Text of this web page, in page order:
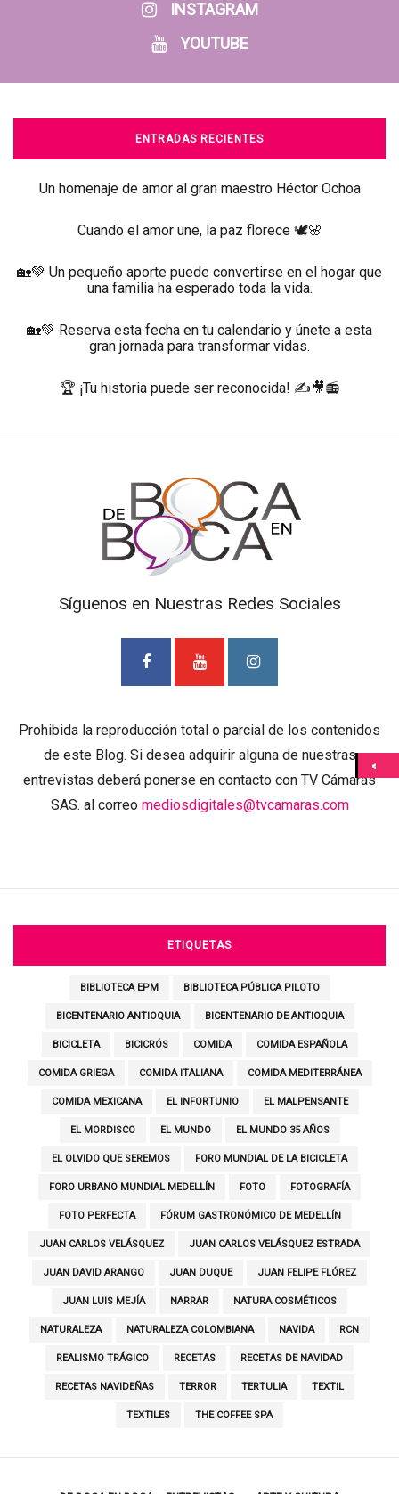
INSTAGRAM
YOUTUBE
ENTRADAS RECIENTES
Un homenaje de amor al gran maestro Héctor Ochoa
Cuando el amor une, la paz florece 🕊️🌸
🏡💚 Un pequeño aporte puede convertirse en el hogar que
una familia ha esperado toda la vida.
🏡💚 Reserva esta fecha en tu calendario y únete a esta
gran jornada para transformar vidas.
🏆 ¡Tu historia puede ser reconocida! ✍️🎥📻
Síguenos en Nuestras Redes Sociales
Prohibida la reproducción total o parcial de los contenidos
de este Blog. Si desea adquirir alguna de nuestras
entrevistas deberá ponerse en contacto con TV Cámaras
SAS. al correo mediosdigitales@tvcamaras.com
ETIQUETAS
BIBLIOTECA EPM BIBLIOTECA PÚBLICA PILOTO
BICENTENARIO ANTIOQUIA BICENTENARIO DE ANTIOQUIA
BICICLETA BICICRÓS COMIDA COMIDA ESPAÑOLA
COMIDA GRIEGA COMIDA ITALIANA COMIDA MEDITERRÁNEA
COMIDA MEXICANA EL INFORTUNIO EL MALPENSANTE
EL MORDISCO EL MUNDO EL MUNDO 35 AÑOS
EL OLVIDO QUE SEREMOS FORO MUNDIAL DE LA BICICLETA
FORO URBANO MUNDIAL MEDELLÍN FOTO FOTOGRAFÍA
FOTO PERFECTA FÓRUM GASTRONÓMICO DE MEDELLÍN
JUAN CARLOS VELÁSQUEZ JUAN CARLOS VELÁSQUEZ ESTRADA
JUAN DAVID ARANGO JUAN DUQUE JUAN FELIPE FLÓREZ
JUAN LUIS MEJÍA NARRAR NATURA COSMÉTICOS
NATURALEZA NATURALEZA COLOMBIANA NAVIDA RCN
REALISMO TRÁGICO RECETAS RECETAS DE NAVIDAD
RECETAS NAVIDEÑAS TERROR TERTULIA TEXTIL
TEXTILES THE COFFEE SPA